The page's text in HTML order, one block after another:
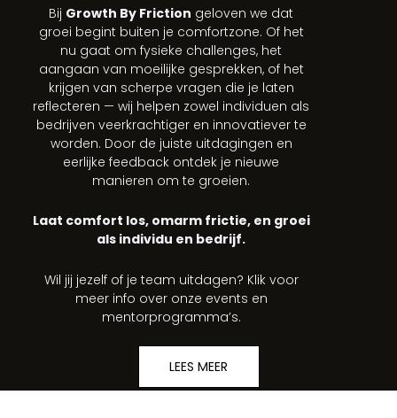
Bij Growth By Friction geloven we dat
groei begint buiten je comfortzone. Of het
nu gaat om fysieke challenges, het
aangaan van moeilijke gesprekken, of het
krijgen van scherpe vragen die je laten
reflecteren — wij helpen zowel individuen als
bedrijven veerkrachtiger en innovatiever te
worden. Door de juiste uitdagingen en
eerlijke feedback ontdek je nieuwe
manieren om te groeien.
Laat comfort los, omarm frictie, en groei
als individu en bedrijf.
Wil jij jezelf of je team uitdagen? Klik voor
meer info over onze events en
mentorprogramma’s.
LEES MEER